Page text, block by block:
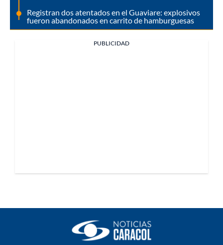
Registran dos atentados en el Guaviare: explosivos
fueron abandonados en carrito de hamburguesas
PUBLICIDAD